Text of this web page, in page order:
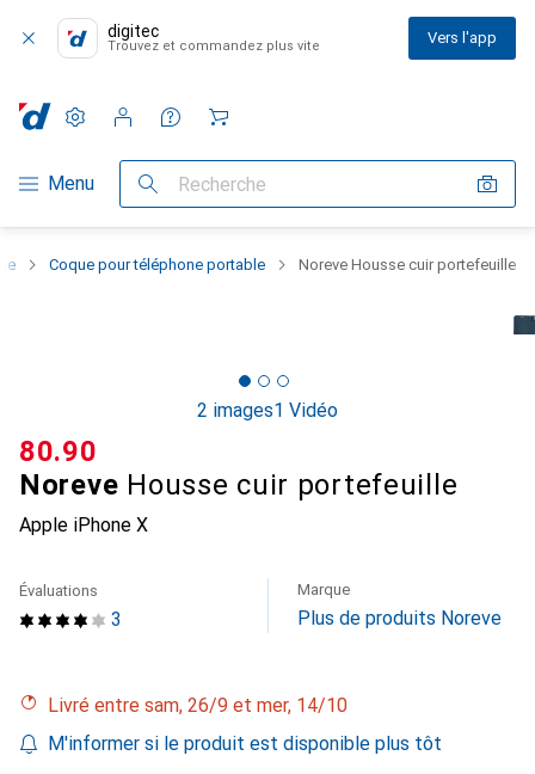
digitec
Trouvez et commandez plus vite Vers l'app
Navigation par catégorie
Menu Recherche
Paramètres
Compte client
Listes de comparaison
Listes d'envies
Panier
Coque pour téléphone portable Noreve Housse cuir portefeuille
2 images1 Vidéo
Noreve Housse cuir portefeuille
Apple iPhone X
CHF
80.90
3
Évaluations Marque
Plus de produits Noreve
Livré entre sam, 26/9 et mer, 14/10
M'informer si le produit est disponible plus tôt